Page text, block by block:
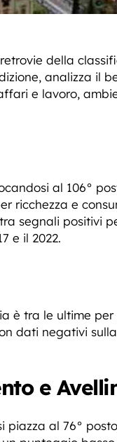
della
analizza il
e lavoro,
al 106°
e
segnali positivi
e il 2022.
è tra le ultime
dati negativi
e
al 76°